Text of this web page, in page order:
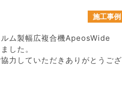
施工事例
ム製幅広複合機ApeosWide
した。
力していただきありがとうござ